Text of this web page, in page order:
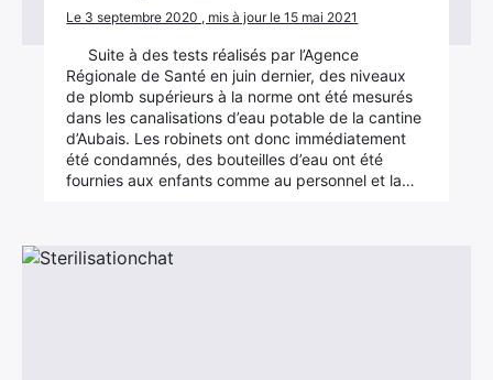
Le 3 septembre 2020 , mis à jour le 15 mai 2021
Suite à des tests réalisés par l’Agence
Régionale de Santé en juin dernier, des niveaux
de plomb supérieurs à la norme ont été mesurés
dans les canalisations d’eau potable de la cantine
d’Aubais. Les robinets ont donc immédiatement
été condamnés, des bouteilles d’eau ont été
fournies aux enfants comme au personnel et la…